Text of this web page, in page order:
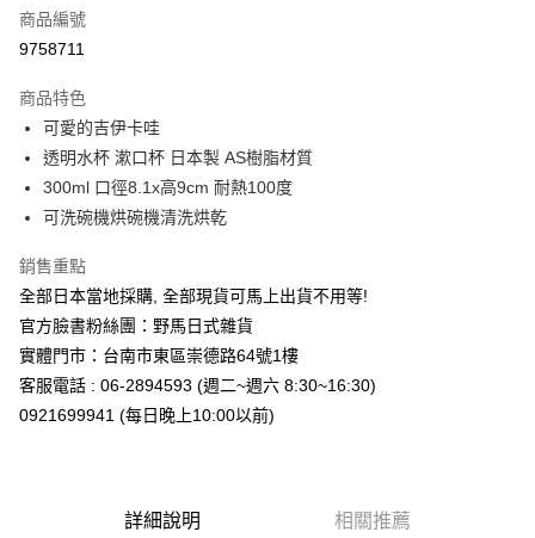
信用卡分期付款
合作金庫商業銀行
華南商業銀行
上海商業儲蓄銀行
台北富邦商業銀行
國泰世華商業銀行
兆豐國際商業銀行
臺灣中小企業銀行
聯邦商業銀行
元大商業銀行
永豐商業銀行
玉山商業銀行
台新國際商業銀行
台灣樂天信用卡公司
超商取貨付款
LINE Pay
Apple Pay
悠遊付
Google Pay
ATM付款
每筆NT$65，滿NT$999(含以上)免運費
商品編號
9758711
商品特色
可愛的吉伊卡哇
透明水杯 漱口杯 日本製 AS樹脂材質
300ml 口徑8.1x高9cm 耐熱100度
可洗碗機烘碗機清洗烘乾
銷售重點
全部日本當地採購, 全部現貨可馬上出貨不用等!
官方臉書粉絲團：野馬日式雜貨
實體門市：台南市東區崇德路64號1樓
客服電話 : 06-2894593 (週二~週六 8:30~16:30)
0921699941 (每日晚上10:00以前)
詳細說明 相關推薦